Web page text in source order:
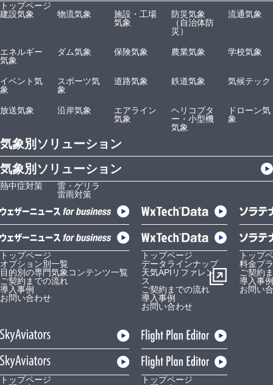
トップページ
建設気象
物流気象
施設・工場
気象
防災気象
（自治体防
災）
流通気象
エネルギー
気象
ダム気象 保険気象 農業気象 学校気象
イベント気
象
スポーツ気
象
道路気象 鉄道気象 気候テック
放送気象 沿岸気象
エアライン
気象
ヘリコプタ
ー・小型機
気象
ドローン気
象
気象別ソリューション
気象別ソリューション
熱中症対策
雷・ゲリラ
雷雨対策
トップページ
オプション別一覧
目的別の専門気象コンテンツ一覧
ご契約までの流れ
導入事例
お問い合わせ
トップページ
データラインナップ
天気APIリファレン
ス
ご契約までの流れ
導入事例
お問い合わせ
トップ
料金プ
ご契約
導入事
お問い
トップページ
トップページ